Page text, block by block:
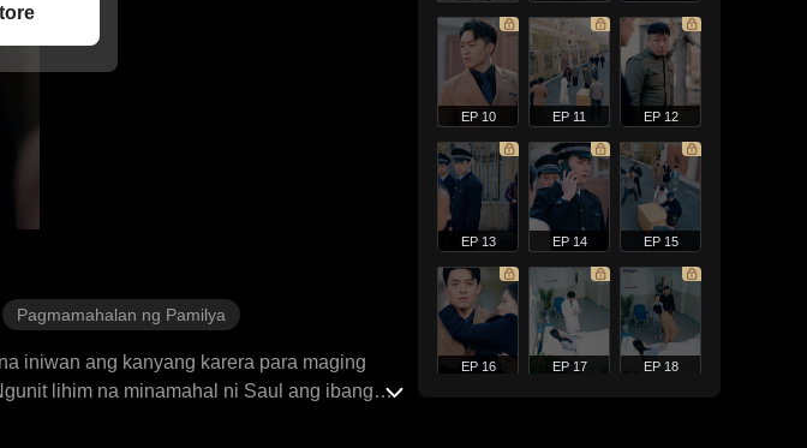
Pagmamahalan ng Pamilya
iniwan ang kanyang karera para maging
lihim na minamahal ni Saul ang ibang
EP 10 EP 11 EP 12
EP 13 EP 14 EP 15
EP 16 EP 17 EP 18